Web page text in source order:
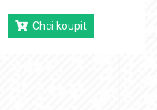
Chci koupit